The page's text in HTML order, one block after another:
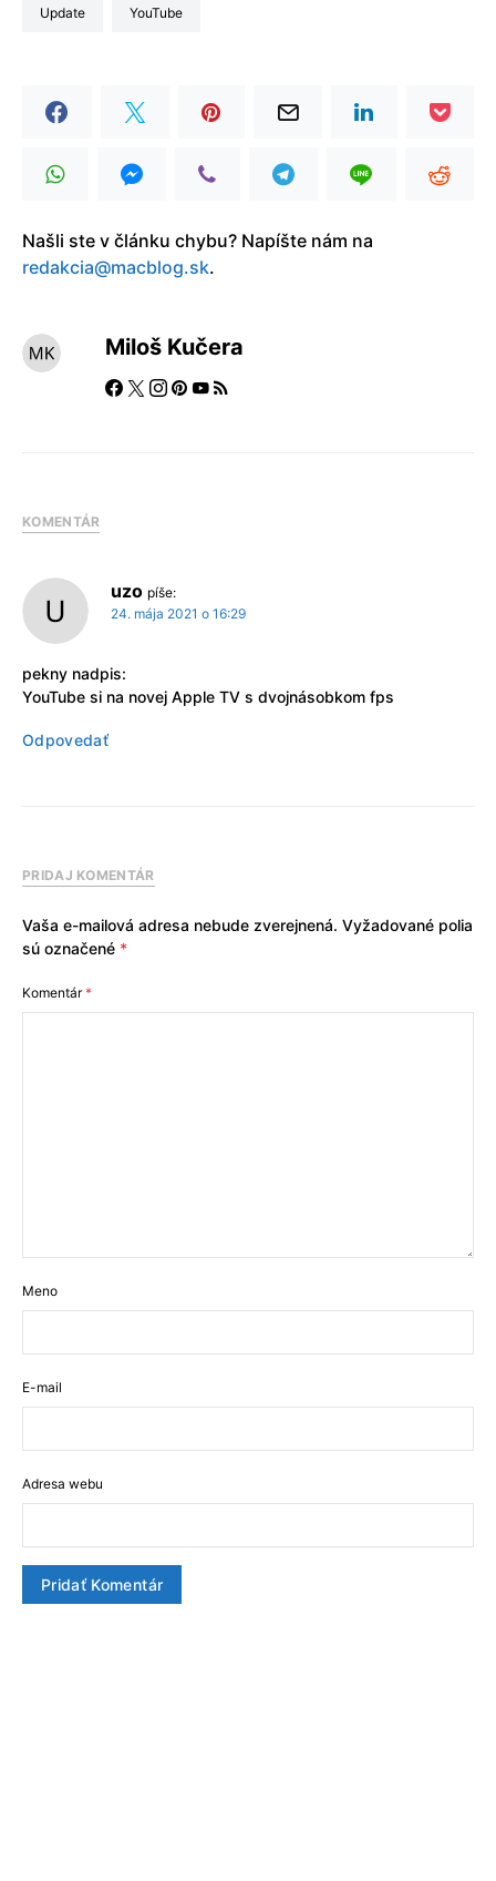
update YouTube
Našli ste v článku chybu? Napíšte nám na
redakcia@macblog.sk.
Miloš Kučera
KOMENTÁR
uzo píše:
24. mája 2021 o 16:29
pekny nadpis:
YouTube si na novej Apple TV s dvojnásobkom fps
Odpovedať
PRIDAJ KOMENTÁR
Vaša e-mailová adresa nebude zverejnená. Vyžadované polia
sú označené *
Komentár*
Meno
E-mail
Adresa webu